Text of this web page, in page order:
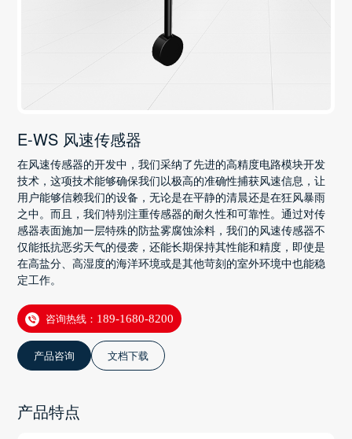
E-WS 风速传感器
在风速传感器的开发中，我们采纳了先进的高精度电路模块开发
技术，这项技术能够确保我们以极高的准确性捕获风速信息，让
用户能够信赖我们的设备，无论是在平静的清晨还是在狂风暴雨
之中。而且，我们特别注重传感器的耐久性和可靠性。通过对传
感器表面施加一层特殊的防盐雾腐蚀涂料，我们的风速传感器不
仅能抵抗恶劣天气的侵袭，还能长期保持其性能和精度，即使是
在高盐分、高湿度的海洋环境或是其他苛刻的室外环境中也能稳
定工作。
咨询热线： 189-1680-8200
产品咨询 文档下载
产品特点